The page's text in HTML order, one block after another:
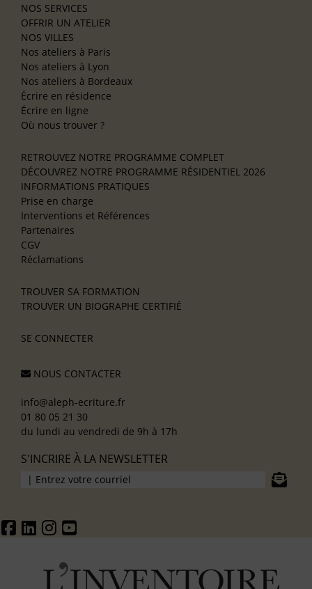
NOS SERVICES
OFFRIR UN ATELIER
NOS VILLES
Nos ateliers à Paris
Nos ateliers à Lyon
Nos ateliers à Bordeaux
Écrire en résidence
Écrire en ligne
Où nous trouver ?
RETROUVEZ NOTRE PROGRAMME COMPLET
DÉCOUVREZ NOTRE PROGRAMME RÉSIDENTIEL 2026
INFORMATIONS PRATIQUES
Prise en charge
Interventions et Références
Partenaires
CGV
Réclamations
TROUVER SA FORMATION
TROUVER UN BIOGRAPHE CERTIFIÉ
SE CONNECTER
NOUS CONTACTER
info@aleph-ecriture.fr
01 80 05 21 30
du lundi au vendredi de 9h à 17h
S'INCRIRE À LA NEWSLETTER